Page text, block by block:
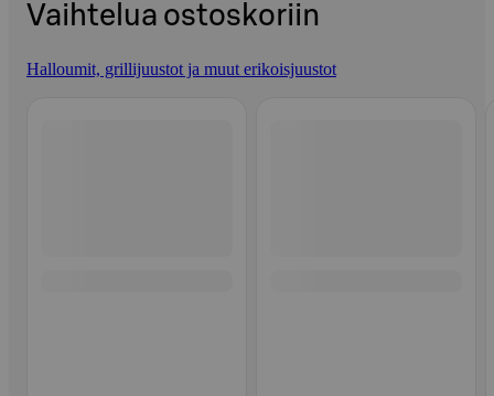
Vaihtelua ostoskoriin
Halloumit, grillijuustot ja muut erikoisjuustot